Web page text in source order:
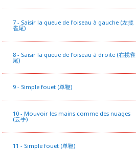
7 - Saisir la queue de l'oiseau à gauche (左揽
雀尾)
8 - Saisir la queue de l'oiseau à droite (右揽雀
尾)
9 - Simple fouet (单鞭)
10 - Mouvoir les mains comme des nuages
(云手)
11 - Simple fouet (单鞭)